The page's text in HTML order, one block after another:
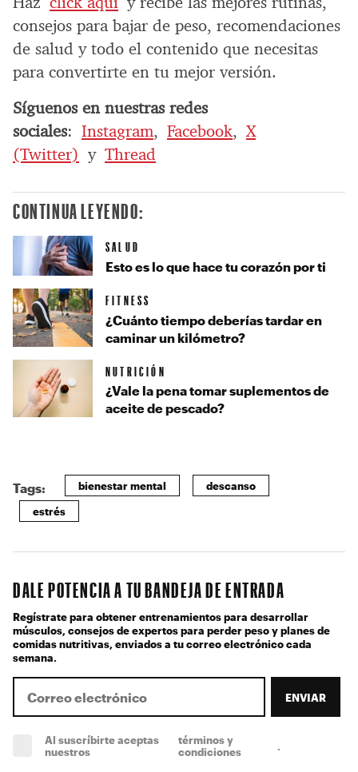
consejos para bajar de peso, recomendaciones
de salud y todo el contenido que necesitas
para convertirte en tu mejor versión.
Síguenos en nuestras redes
sociales: Instagram, Facebook,X
(Twitter) y Thread
CONTINUA LEYENDO:
SALUD
Esto es lo que hace tu corazón por ti
FITNESS
¿Cuánto tiempo deberías tardar en
caminar un kilómetro?
NUTRICIÓN
¿Vale la pena tomar suplementos de
aceite de pescado?
Tags: bienestar mental descanso
estrés
DALE POTENCIA A TU BANDEJA DE ENTRADA
Regístrate para obtener entrenamientos para desarrollar
músculos, consejos de expertos para perder peso y planes de
comidas nutritivas, enviados a tu correo electrónico cada
semana.
ENVIAR
Al suscríbirte aceptas
nuestros
términos y
condiciones